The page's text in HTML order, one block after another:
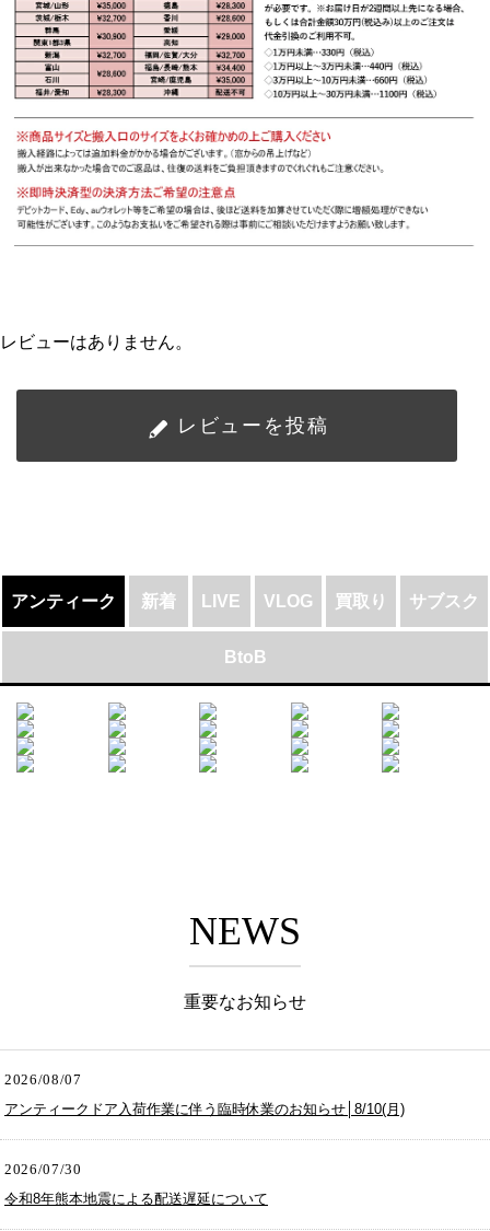
レビューはありません。
レビューを投稿
アンティーク 新着 LIVE VLOG 買取り サブスク
BtoB
NEWS
重要なお知らせ
2026/08/07
アンティークドア入荷作業に伴う臨時休業のお知らせ│8/10(月)
2026/07/30
令和8年熊本地震による配送遅延について